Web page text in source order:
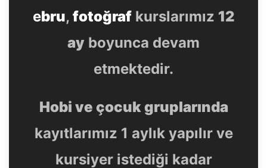
ebru, fotoğrafkurslarımız 12
ay boyunca devam
etmektedir.
Hobi ve çocuk gruplarında
kayıtlarımız 1 aylık yapılır ve
kursiyer istediği kadar